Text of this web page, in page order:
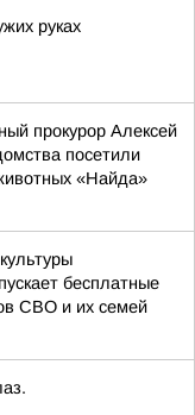
руках
прокурор Алексей
посетили
«Найда»
бесплатные
СВО и их семей